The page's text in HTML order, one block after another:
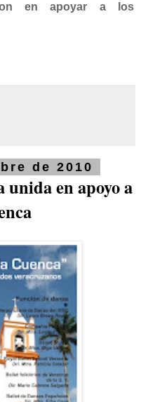
en apoyar a los
de 2010
en apoyo a